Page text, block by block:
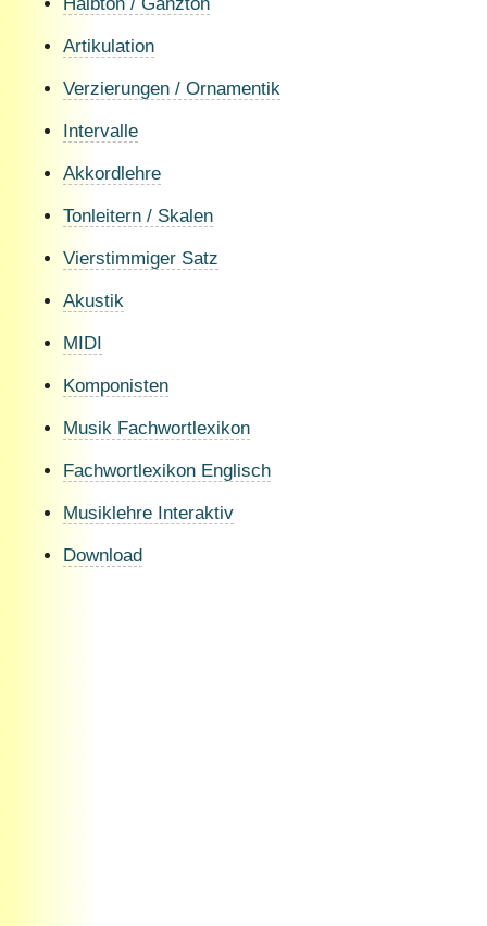
Artikulation
Verzierungen / Ornamentik
Intervalle
Akkordlehre
Tonleitern / Skalen
Vierstimmiger Satz
Akustik
MIDI
Komponisten
Musik Fachwortlexikon
Fachwortlexikon Englisch
Musiklehre Interaktiv
Download